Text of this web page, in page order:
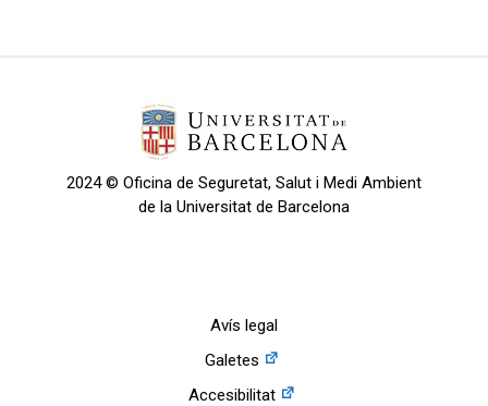
2024 © Oficina de Seguretat, Salut i Medi Ambient
de la Universitat de Barcelona
Avís legal
Galetes
Accesibilitat